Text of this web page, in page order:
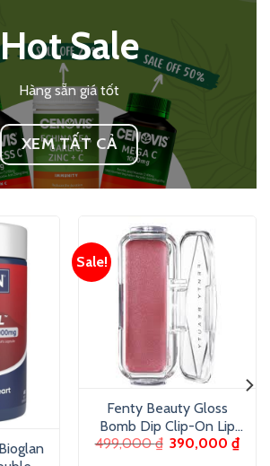
Hot Sale
Hàng sẵn giá tốt
XEM TẤT CẢ
Sale!
Fenty Beauty Gloss
Bomb Dip Clip-On Lip
Luminizer 6g – Son
499,000₫ 390,000₫